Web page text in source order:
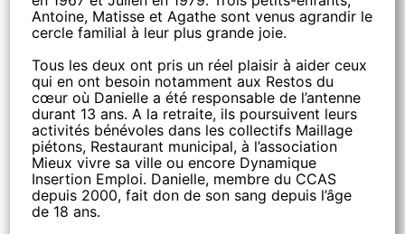
Antoine, Matisse et Agathe sont venus agrandir le
cercle familial à leur plus grande joie.
Tous les deux ont pris un réel plaisir à aider ceux
qui en ont besoin notamment aux Restos du
cœur où Danielle a été responsable de l’antenne
durant 13 ans. A la retraite, ils poursuivent leurs
activités bénévoles dans les collectifs Maillage
piétons, Restaurant municipal, à l’association
Mieux vivre sa ville ou encore Dynamique
Insertion Emploi. Danielle, membre du CCAS
depuis 2000, fait don de son sang depuis l’âge
de 18 ans.